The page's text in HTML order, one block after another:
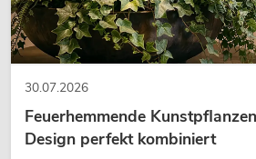
30.07.2026
Feuerhemmende
Design perfekt kombiniert